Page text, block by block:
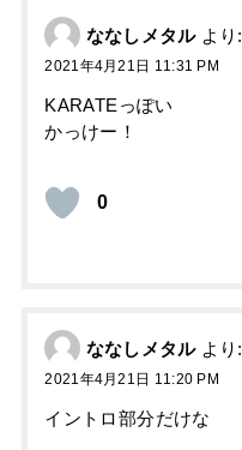
ななしメタル より:
2021年4月21日 11:31 PM
KARATEっぽい
かっけー！
0
ななしメタル より:
2021年4月21日 11:20 PM
イントロ部分だけな